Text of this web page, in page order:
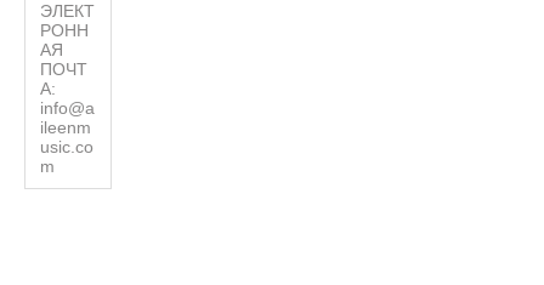
ЭЛЕКТ
РОНН
АЯ
ПОЧТ
А:
info@a
ileenm
usic.co
m